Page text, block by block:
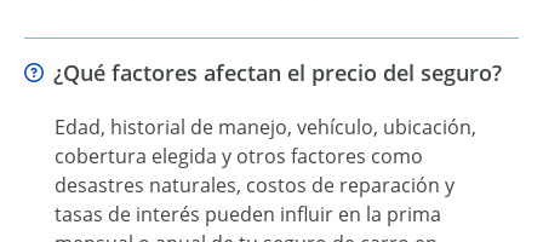
¿Qué factores afectan el precio del seguro?
Edad, historial de manejo, vehículo, ubicación,
cobertura elegida y otros factores como
desastres naturales, costos de reparación y
tasas de interés pueden influir en la prima